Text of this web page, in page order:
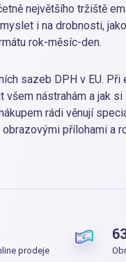
největšího tržiště
i na drobnosti,
rok-měsíc-den.
sazeb DPH v EU. Při
všem nástrahám a jak
rádi věnují
přílohami a
prodeje